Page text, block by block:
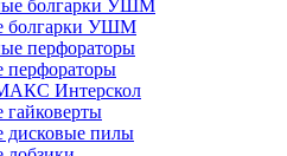
болгарки УШМ
перфораторы
Интерскол
дисковые пилы